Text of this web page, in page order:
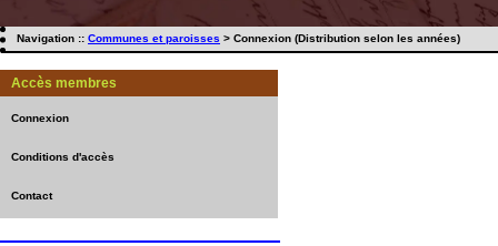
Navigation :: Communes et paroisses > Connexion (Distribution selon les années)
Accès membres
Connexion
Conditions d'accès
Contact